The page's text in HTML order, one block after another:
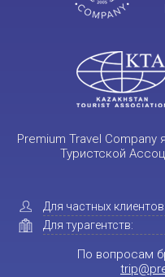
Premium Travel Company
Туристской
Для частных клиентов:
Для турагентств:
По вопросам